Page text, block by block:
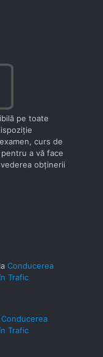
pe toate
curs de
a vă face
obţinerii
Conducerea
Trafic
Conducerea
Trafic